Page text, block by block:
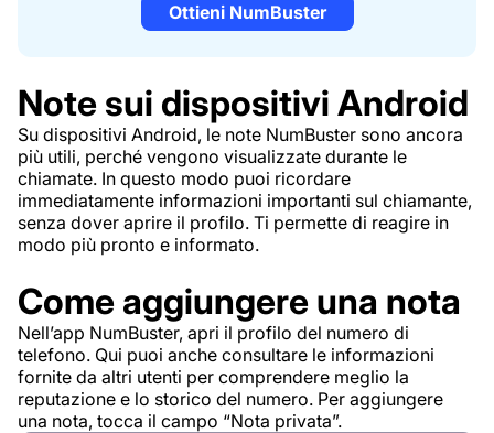
Ottieni NumBuster
Note sui dispositivi Android
Su dispositivi Android, le note NumBuster sono ancora
più utili, perché vengono visualizzate durante le
chiamate. In questo modo puoi ricordare
immediatamente informazioni importanti sul chiamante,
senza dover aprire il profilo. Ti permette di reagire in
modo più pronto e informato.
Come aggiungere una nota
Nell’app NumBuster, apri il profilo del numero di
telefono. Qui puoi anche consultare le informazioni
fornite da altri utenti per comprendere meglio la
reputazione e lo storico del numero. Per aggiungere
una nota, tocca il campo “Nota privata”.